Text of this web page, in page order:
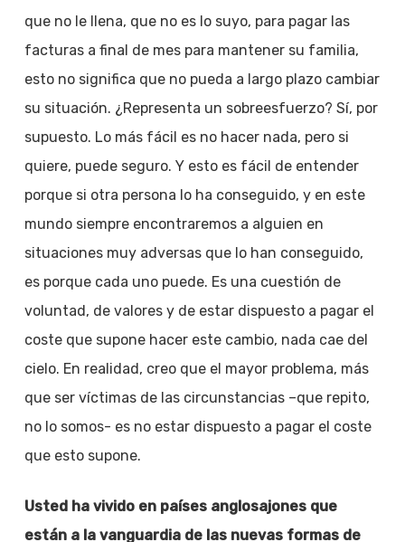
que no le llena, que no es lo suyo, para pagar las
facturas a final de mes para mantener su familia,
esto no significa que no pueda a largo plazo cambiar
su situación. ¿Representa un sobreesfuerzo? Sí, por
supuesto. Lo más fácil es no hacer nada, pero si
quiere, puede seguro. Y esto es fácil de entender
porque si otra persona lo ha conseguido, y en este
mundo siempre encontraremos a alguien en
situaciones muy adversas que lo han conseguido,
es porque cada uno puede. Es una cuestión de
voluntad, de valores y de estar dispuesto a pagar el
coste que supone hacer este cambio, nada cae del
cielo. En realidad, creo que el mayor problema, más
que ser víctimas de las circunstancias –que repito,
no lo somos- es no estar dispuesto a pagar el coste
que esto supone.
Usted ha vivido en países anglosajones que
están a la vanguardia de las nuevas formas de